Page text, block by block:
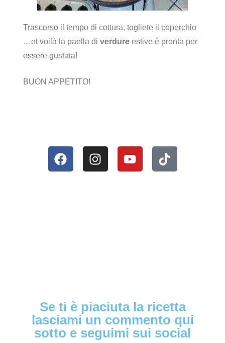
Trascorso il tempo di cottura, togliete il coperchio
…et voilà la paella di verdureestive è pronta per
essere gustata!
BUON APPETITO!
Se ti è piaciuta la ricetta
lasciami un commento qui
sotto e seguimi sui social